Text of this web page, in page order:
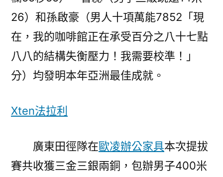
26）和孫啟豪（男人十項萬能7852「現
在，我的咖啡館正在承受百分之八十七點
八八的結構失衡壓力！我需要校準！」
分）均發明本年亞洲最佳成就。
Xten法拉利
廣東田徑隊在歐凌辦公家具本次提拔
賽共收獲三金三銀兩銅，包辦男子400米